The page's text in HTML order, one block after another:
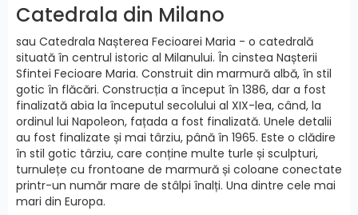
Catedrala din Milano
sau Catedrala Nașterea Fecioarei Maria - o catedrală
situată în centrul istoric al Milanului. În cinstea Nașterii
Sfintei Fecioare Maria. Construit din marmură albă, în stil
gotic în flăcări. Construcția a început în 1386, dar a fost
finalizată abia la începutul secolului al XIX-lea, când, la
ordinul lui Napoleon, fațada a fost finalizată. Unele detalii
au fost finalizate și mai târziu, până în 1965. Este o clădire
în stil gotic târziu, care conține multe turle și sculpturi,
turnulețe cu frontoane de marmură și coloane conectate
printr-un număr mare de stâlpi înalți. Una dintre cele mai
mari din Europa.